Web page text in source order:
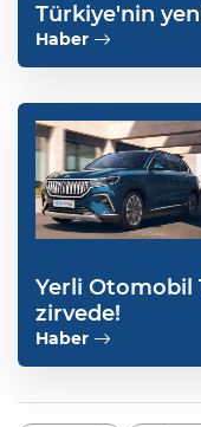
Türkiye'nin
Haber
Yerli
zirvede!
Haber